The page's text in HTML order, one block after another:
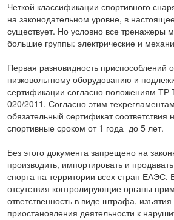
Четкой классификации спортивного
на законодательном уровне, в
существует. Но условно все тренажеры
большие группы: электрические и
Первая разновидность приспособлений
низковольтному оборудованию и
сертификации согласно положениям ТР
020/2011. Согласно этим
обязательный сертификат соответствия
спортивные сроком от 1 года до 5 лет.
Без этого документа запрещено на
производить, импортировать и
спорта на территории всех стран ЕАЭС.
отсутствия контролирующие органы
ответственность в виде штрафа,
приостановления деятельности к